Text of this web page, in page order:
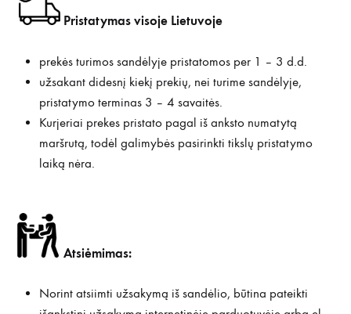
Pristatymas visoje Lietuvoje
prekės turimos sandėlyje pristatomos per 1 – 3 d.d.
užsakant didesnį kiekį prekių, nei turime sandėlyje,
pristatymo terminas 3 – 4 savaitės.
Kurjeriai prekes pristato pagal iš anksto numatytą
maršrutą, todėl galimybės pasirinkti tikslų pristatymo
laiką nėra.
Atsiėmimas:
Norint atsiimti užsakymą iš sandėlio, būtina pateikti